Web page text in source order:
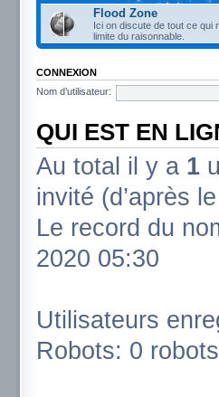
Flood Zone
Ici on discute de tout ce qui
limite du raisonnable.
CONNEXION
Nom d’utilisateur:
QUI EST EN
Au total il y a 1
invité (d’après
Le record du
2020 05:30
Utilisateurs
Robots: 0 robots